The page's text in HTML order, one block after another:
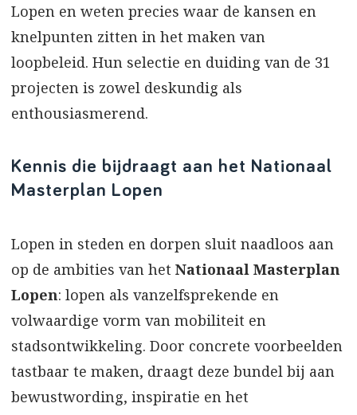
Lopen en weten precies waar de kansen en
knelpunten zitten in het maken van
loopbeleid. Hun selectie en duiding van de 31
projecten is zowel deskundig als
enthousiasmerend.
Kennis die bijdraagt aan het Nationaal
Masterplan Lopen
Lopen in steden en dorpen sluit naadloos aan
op de ambities van het Nationaal Masterplan
Lopen: lopen als vanzelfsprekende en
volwaardige vorm van mobiliteit en
stadsontwikkeling. Door concrete voorbeelden
tastbaar te maken, draagt deze bundel bij aan
bewustwording, inspiratie en het